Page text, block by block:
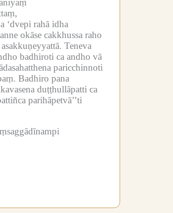
‘dvepi rahā idha
okāse cakkhussa raho
Teneva
badhiroti ca andho vā
paricchinnoti
Badhiro pana
duṭṭhullāpatti ca
parihāpetvā’’ti